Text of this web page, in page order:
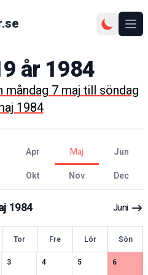
år 1984
måndag 7 majtillsöndag
1984
apr maj
jun
okt nov dec
1984 Juni
Tor Fre Lör Sön
datum
3
2speciella datum
4
2speciella datum
5
2speciella datum
6
2